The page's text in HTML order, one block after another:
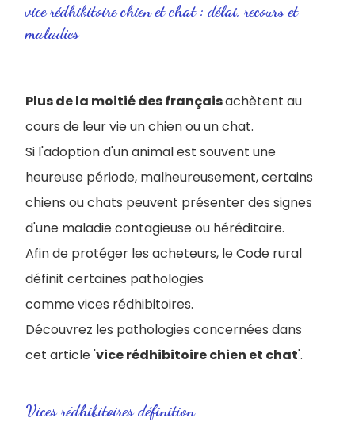
vice rédhibitoire chien et chat : délai, recours et
maladies
Plus de la moitié des françaisachètent au
cours de leur vie un chien ou un chat.
Si l'adoption d'un animal est souvent une
heureuse période, malheureusement, certains
chiens ou chats peuvent présenter des signes
d'une maladie contagieuse ou héréditaire.
Afin de protéger les acheteurs, le Code rural
définit certaines pathologies
comme vices rédhibitoires.
Découvrez les pathologies concernées dans
cet article 'vice rédhibitoire chien et chat'.
Vices rédhibitoires définition